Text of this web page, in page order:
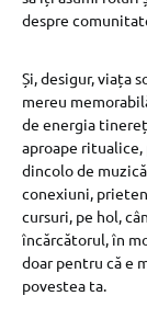
despre
Și, desigur, viața
mereu
de energia
aproape
dincolo de
conexiuni,
cursuri, pe hol,
încărcătorul, în
doar pentru că e
povestea ta.